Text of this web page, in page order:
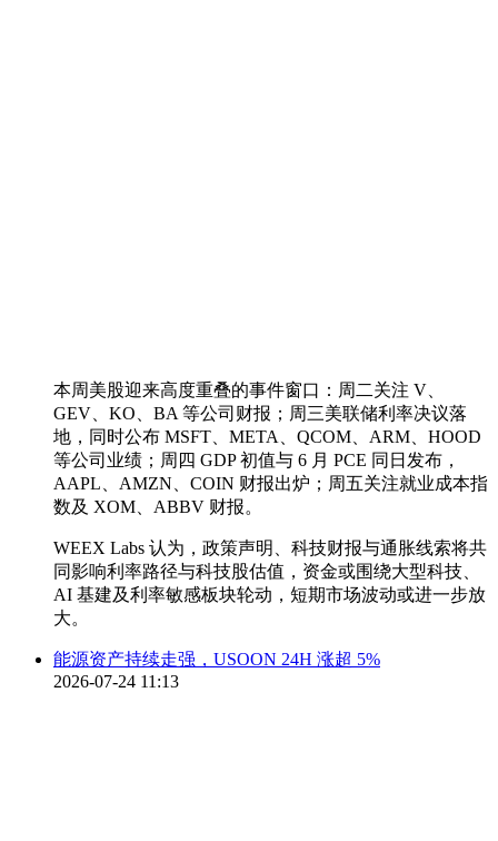
本周美股迎来高度重叠的事件窗口：周二关注 V、
GEV、KO、BA 等公司财报；周三美联储利率决议落
地，同时公布 MSFT、META、QCOM、ARM、HOOD
等公司业绩；周四 GDP 初值与 6 月 PCE 同日发布，
AAPL、AMZN、COIN 财报出炉；周五关注就业成本指
数及 XOM、ABBV 财报。
WEEX Labs 认为，政策声明、科技财报与通胀线索将共
同影响利率路径与科技股估值，资金或围绕大型科技、
AI 基建及利率敏感板块轮动，短期市场波动或进一步放
大。
能源资产持续走强，USOON 24H 涨超 5%
2026-07-24 11:13